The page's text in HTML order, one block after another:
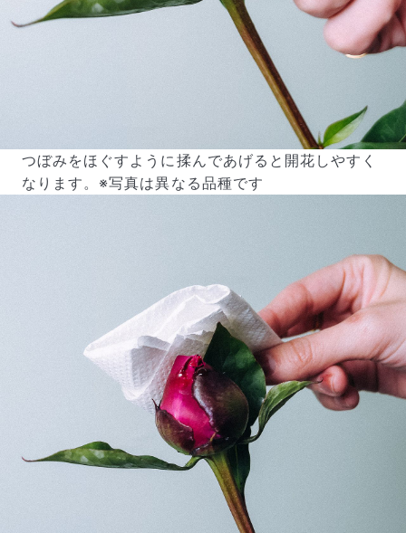
つぼみをほぐすように揉んであげると開花しやすく
なります。※写真は異なる品種です